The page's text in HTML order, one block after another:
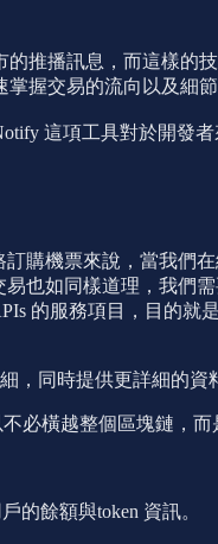
推播訊息，而這樣的
握交易的流向以及細
這項工具對於開發
購機票來說，當我們
也如同樣道理，我們
的服務項目，目的
，同時提供更詳細的資
必橫越整個區塊鏈，
的餘額與token 資訊。